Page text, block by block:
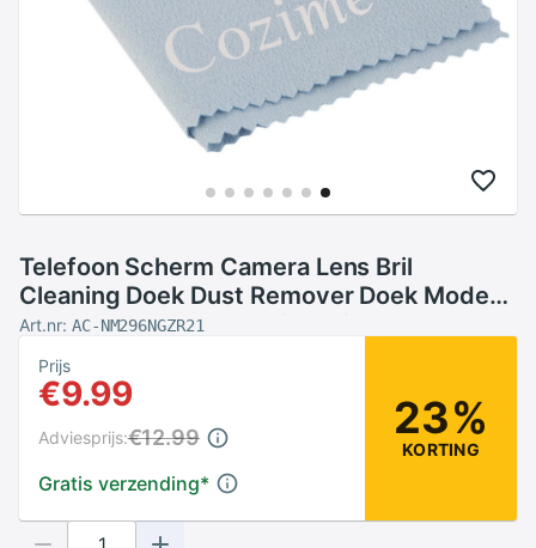
Telefoon Scherm Camera Lens Bril
Cleaning Doek Dust Remover Doek Mode
Gereedschap Accessoires Lichtblauw
Art.nr: AC-NM296NGZR21
Prijs
€9.99
Gratis verzending*
Adviesprijs:€12.99 23%
KORTING